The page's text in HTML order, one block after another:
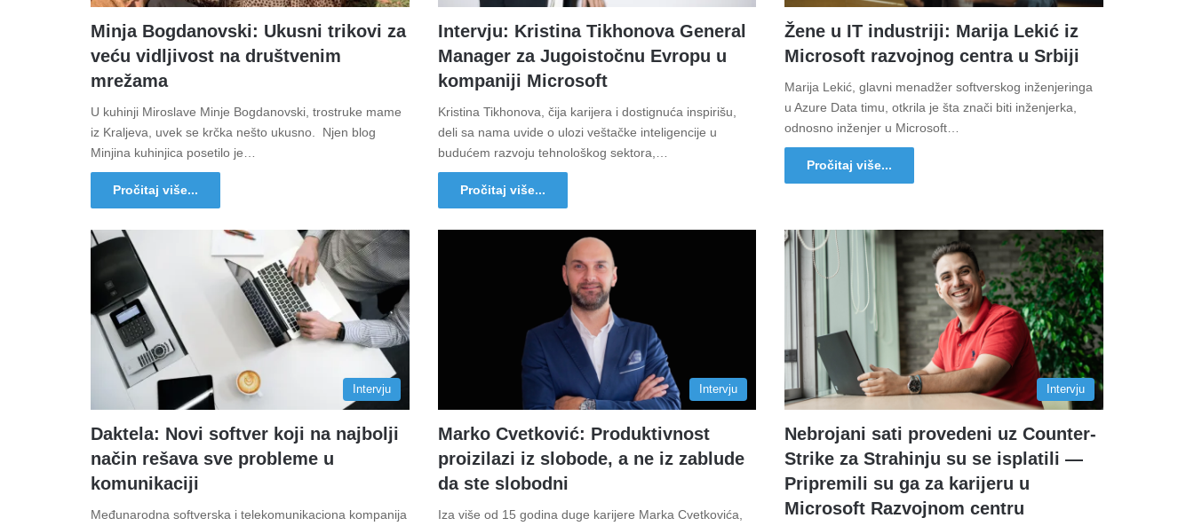
Minja Bogdanovski: Ukusni trikovi za
veću vidljivost na društvenim
mrežama
U kuhinji Miroslave Minje Bogdanovski, trostruke mame
iz Kraljeva, uvek se krčka nešto ukusno. Njen blog
Minjina kuhinjica posetilo je…
Pročitaj više...
Intervju: Kristina Tikhonova General
Manager za Jugoistočnu Evropu u
kompaniji Microsoft
Kristina Tikhonova, čija karijera i dostignuća inspirišu,
deli sa nama uvide o ulozi veštačke inteligencije u
budućem razvoju tehnološkog sektora,…
Pročitaj više...
Žene u IT industriji: Marija Lekić iz
Microsoft razvojnog centra u Srbiji
Marija Lekić, glavni menadžer softverskog inženjeringa
u Azure Data timu, otkrila je šta znači biti inženjerka,
odnosno inženjer u Microsoft…
Pročitaj više...
Intervju
Daktela: Novi softver koji na najbolji
način rešava sve probleme u
komunikaciji
Međunarodna softverska i telekomunikaciona kompanija
Intervju
Marko Cvetković: Produktivnost
proizilazi iz slobode, a ne iz zablude
da ste slobodni
Iza više od 15 godina duge karijere Marka Cvetkovića,
Intervju
Nebrojani sati provedeni uz Counter-
Strike za Strahinju su se isplatili ―
Pripremili su ga za karijeru u
Microsoft Razvojnom centru